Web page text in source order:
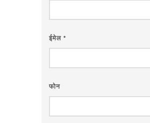
ईमेल *
फोन